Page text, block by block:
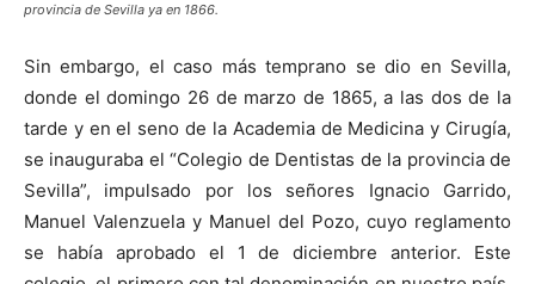
provincia de Sevilla ya en 1866.
Sin embargo, el caso más temprano se dio en Sevilla,
donde el domingo 26 de marzo de 1865, a las dos de la
tarde y en el seno de la Academia de Medicina y Cirugía,
se inauguraba el “Colegio de Dentistas de la provincia de
Sevilla”, impulsado por los señores Ignacio Garrido,
Manuel Valenzuela y Manuel del Pozo, cuyo reglamento
se había aprobado el 1 de diciembre anterior. Este